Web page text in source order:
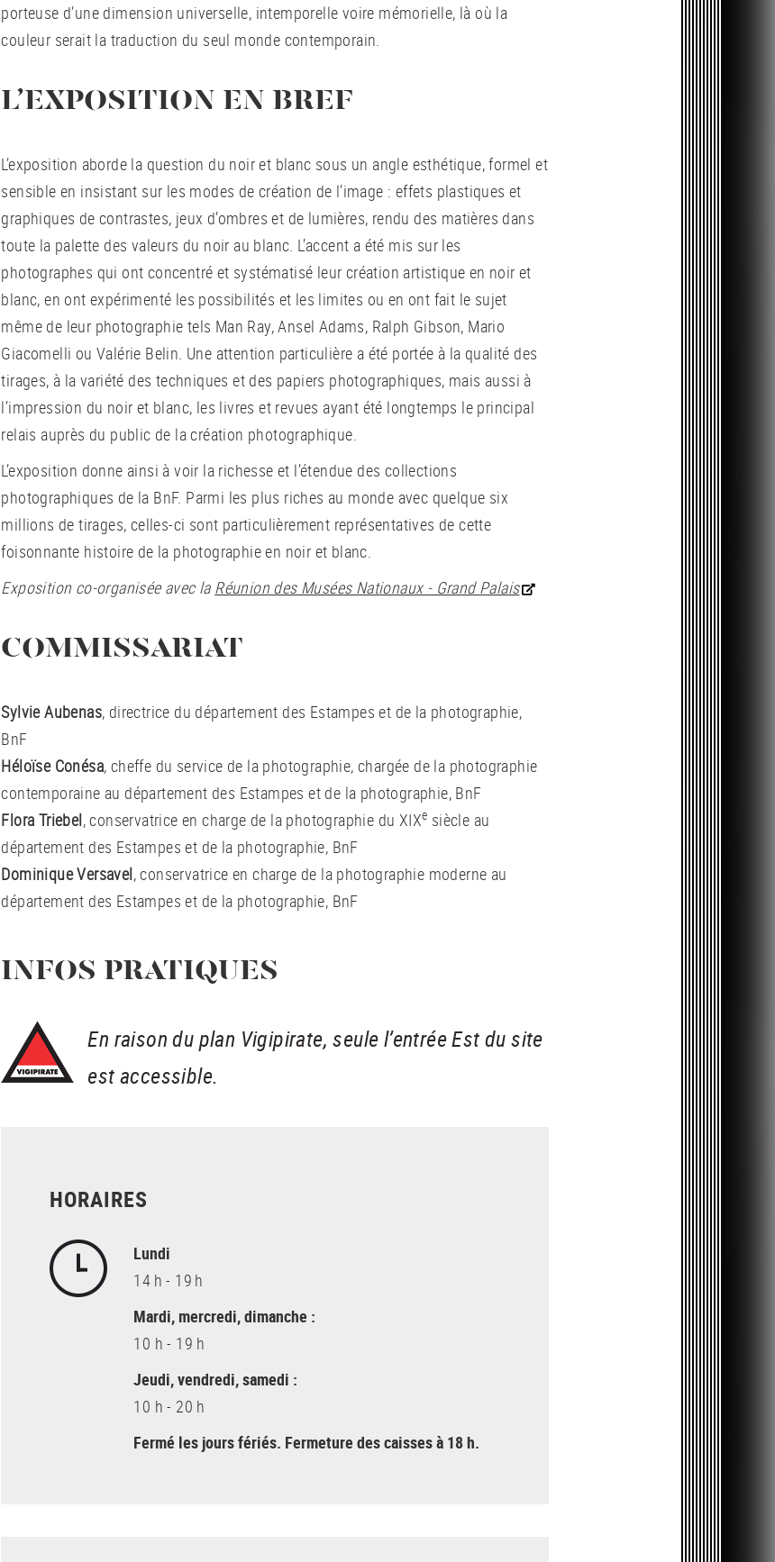
porteuse d’une dimension universelle, intemporelle voire mémorielle, là où la
couleur serait la traduction du seul monde contemporain.
L’EXPOSITION EN BREF
L’exposition aborde la question du noir et blanc sous un angle esthétique, formel et
sensible en insistant sur les modes de création de l’image : effets plastiques et
graphiques de contrastes, jeux d’ombres et de lumières, rendu des matières dans
toute la palette des valeurs du noir au blanc. L’accent a été mis sur les
photographes qui ont concentré et systématisé leur création artistique en noir et
blanc, en ont expérimenté les possibilités et les limites ou en ont fait le sujet
même de leur photographie tels Man Ray, Ansel Adams, Ralph Gibson, Mario
Giacomelli ou Valérie Belin. Une attention particulière a été portée à la qualité des
tirages, à la variété des techniques et des papiers photographiques, mais aussi à
l’impression du noir et blanc, les livres et revues ayant été longtemps le principal
relais auprès du public de la création photographique.
L’exposition donne ainsi à voir la richesse et l’étendue des collections
photographiques de la BnF. Parmi les plus riches au monde avec quelque six
millions de tirages, celles-ci sont particulièrement représentatives de cette
foisonnante histoire de la photographie en noir et blanc.
Exposition co-organisée avec la Réunion des Musées Nationaux - Grand Palais
COMMISSARIAT
Sylvie Aubenas, directrice du département des Estampes et de la photographie,
BnF
Héloïse Conésa, cheffe du service de la photographie, chargée de la photographie
contemporaine au département des Estampes et de la photographie, BnF
Flora Triebel, conservatrice en charge de la photographie du XIXe siècle au
département des Estampes et de la photographie, BnF
Dominique Versavel, conservatrice en charge de la photographie moderne au
département des Estampes et de la photographie, BnF
INFOS PRATIQUES
En raison du plan Vigipirate, seule l’entrée Est du site
est accessible.
HORAIRES
Lundi
14 h - 19 h
Mardi, mercredi, dimanche :
10 h - 19 h
Jeudi, vendredi, samedi :
10 h - 20 h
Fermé les jours fériés. Fermeture des caisses à 18 h.